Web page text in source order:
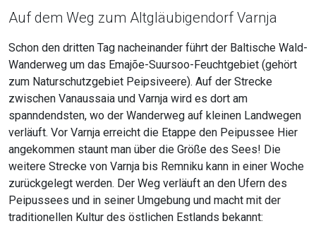
Auf dem Weg zum Altgläubigendorf Varnja
Schon den dritten Tag nacheinander führt der Baltische Wald-
Wanderweg um das Emajõe-Suursoo-Feuchtgebiet (gehört
zum Naturschutzgebiet Peipsiveere). Auf der Strecke
zwischen Vanaussaia und Varnja wird es dort am
spanndendsten, wo der Wanderweg auf kleinen Landwegen
verläuft. Vor Varnja erreicht die Etappe den Peipussee Hier
angekommen staunt man über die Größe des Sees! Die
weitere Strecke von Varnja bis Remniku kann in einer Woche
zurückgelegt werden. Der Weg verläuft an den Ufern des
Peipussees und in seiner Umgebung und macht mit der
traditionellen Kultur des östlichen Estlands bekannt: